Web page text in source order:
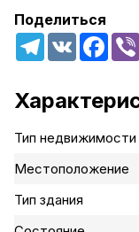
Поделиться
Telegram
VK
Тип недвижимости
Местоположение
Тип здания